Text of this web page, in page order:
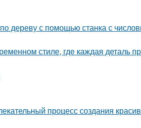
дереву с помощью станка с
стиле, где каждая деталь
процесс создания